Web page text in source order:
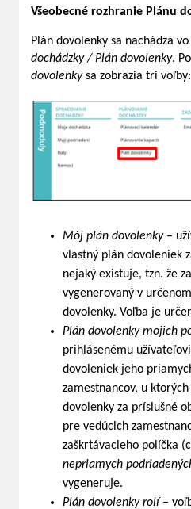
Všeobecné rozhranie Plánu
Plán dovolenky sa nachádza
dochádzky / Plán dovolenky.
dovolenkysa zobrazia tri voľby:
Môj plán dovolenky–
vlastný plán dovoleniek
nejaký existuje, tzn. že
vygenerovaný v
dovolenky. Voľba je
Plán dovolenky mojich
prihlásenému
dovoleniek jeho
zamestnancov, u
dovolenky za príslušné
pre vedúcich
zaškrtávacieho políčka
nepriamych
vygeneruje.
Plán dovolenky rolí–